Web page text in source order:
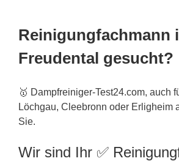
Reinigungfachmann
Freudental gesucht?
🥇 Dampfreiniger-Test24.com, auch
Löchgau, Cleebronn oder Erligheim
Sie.
Wir sind Ihr ✅